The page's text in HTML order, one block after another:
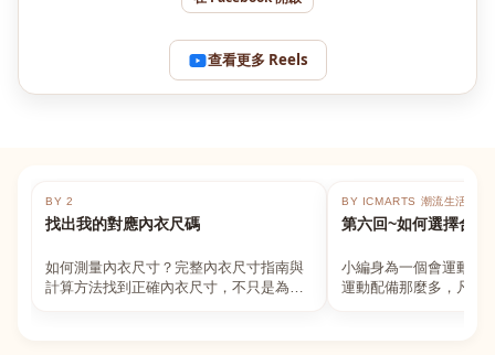
查看更多 Reels
BY 2
找出我的對應內衣尺碼
如何測量內衣尺寸？完整內衣尺寸指南與
計算方法找到正確內衣尺寸，不只是為了
BY ICMARTS 潮流生活百貨
第六回~如何選擇合適
小編身為一個會運動的
運動配備那麼多，凡舉